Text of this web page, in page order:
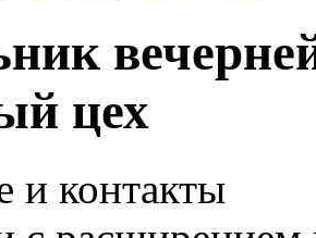
цех
и контакты